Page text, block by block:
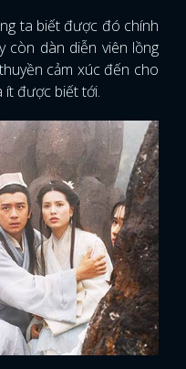
ta biết được đó chính
còn dàn diễn viên lồng
cảm xúc đến cho
ít được biết tới.